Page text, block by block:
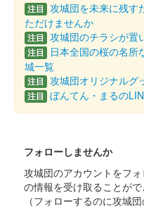
注目 攻城団を未来に残す
ただけませんか
注目 攻城団のチラシが置
注目
日本全国の桜の名所
城一覧
注目 攻城団オリジナルグ
注目 ぼんてん・まるの
フォローしませんか
攻城団のアカウントをフ
の情報を受け取ることがで
（フォローするのに攻城